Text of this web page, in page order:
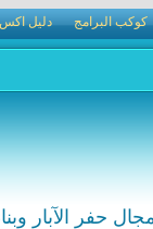
كوكب البرامج دليل اكس
حفر الآبار